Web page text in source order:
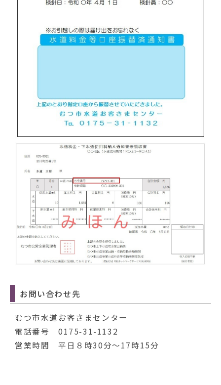
お問い合わせ先
むつ市水道お客さまセンター
電話番号 0175-31-1132
営業時間 平日８時30分～17時15分